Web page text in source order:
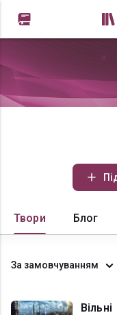
Твори Блог
За замовчуванням
Вільні